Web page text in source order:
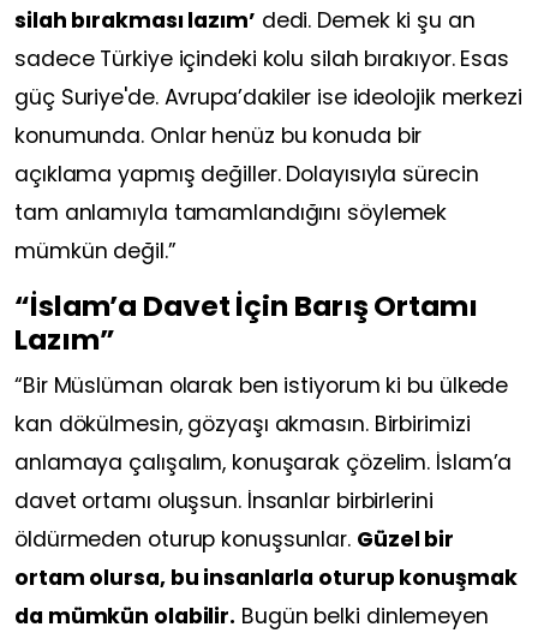
silah bırakması lazım’ dedi. Demek ki şu an
sadece Türkiye içindeki kolu silah bırakıyor. Esas
güç Suriye'de. Avrupa’dakiler ise ideolojik merkezi
konumunda. Onlar henüz bu konuda bir
açıklama yapmış değiller. Dolayısıyla sürecin
tam anlamıyla tamamlandığını söylemek
mümkün değil.”
“İslam’a Davet İçin Barış Ortamı
Lazım”
“Bir Müslüman olarak ben istiyorum ki bu ülkede
kan dökülmesin, gözyaşı akmasın. Birbirimizi
anlamaya çalışalım, konuşarak çözelim. İslam’a
davet ortamı oluşsun. İnsanlar birbirlerini
öldürmeden oturup konuşsunlar. Güzel bir
ortam olursa, bu insanlarla oturup konuşmak
da mümkün olabilir. Bugün belki dinlemeyen